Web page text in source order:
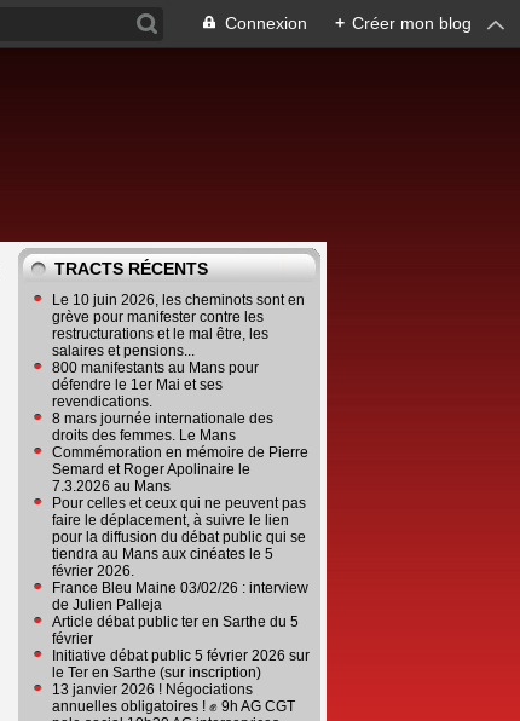
Connexion + Créer mon blog
TRACTS RÉCENTS
Le 10 juin 2026, les cheminots sont en
grève pour manifester contre les
restructurations et le mal être, les
salaires et pensions...
800 manifestants au Mans pour
défendre le 1er Mai et ses
revendications.
8 mars journée internationale des
droits des femmes. Le Mans
Commémoration en mémoire de Pierre
Semard et Roger Apolinaire le
7.3.2026 au Mans
Pour celles et ceux qui ne peuvent pas
faire le déplacement, à suivre le lien
pour la diffusion du débat public qui se
tiendra au Mans aux cinéates le 5
février 2026.
France Bleu Maine 03/02/26 : interview
de Julien Palleja
Article débat public ter en Sarthe du 5
février
Initiative débat public 5 février 2026 sur
le Ter en Sarthe (sur inscription)
13 janvier 2026 ! Négociations
annuelles obligatoires ! ✊ 9h AG CGT